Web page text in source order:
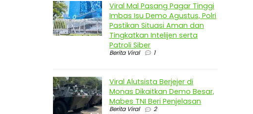
Viral Mal Pasang Pagar Tinggi
Imbas Isu Demo Agustus, Polri
Pastikan Situasi Aman dan
Tingkatkan Intelijen serta
Patroli Siber
Berita Viral 1
Viral Alutsista Berjejer di
Monas Dikaitkan Demo Besar,
Mabes TNI Beri Penjelasan
Berita Viral 2